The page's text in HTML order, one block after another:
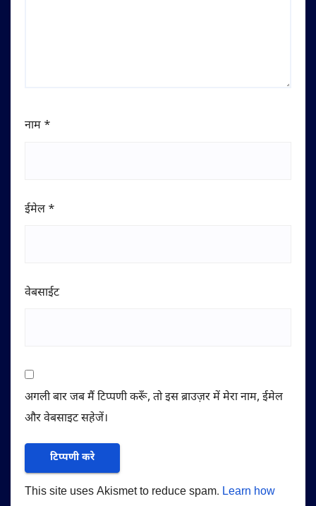
नाम *
ईमेल *
वेबसाईट
अगली बार जब मैं टिप्पणी करूँ, तो इस ब्राउज़र में मेरा नाम, ईमेल
और वेबसाइट सहेजें।
This site uses Akismet to reduce spam. Learn how